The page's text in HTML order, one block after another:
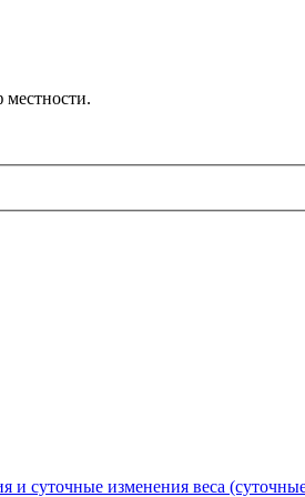
местности.
и суточные изменения веса